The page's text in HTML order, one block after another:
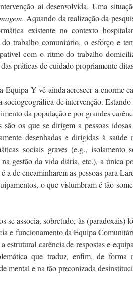
aí desenvolvida. Uma
Aquando da realização da
existente no contexto
do trabalho comunitário, o esforço e
com o ritmo do trabalho
práticas de cuidado propriamente
Equipa Y vê ainda acrescer a enorme
sociogeográfica de intervenção.
da população e por grandes
são os que se dirigem a pessoas
desenhadas e dirigidas à saúde
sociais graves (e.g., isolamento
gestão da vida diária, etc.), a única
de encaminharem as pessoas para
o que vislumbram é tão-
se associa, sobretudo, às (paradoxais)
e funcionamento da Equipa
estrutural carência de respostas e
que traduz, enfim, de forma
mental e na tão preconizada